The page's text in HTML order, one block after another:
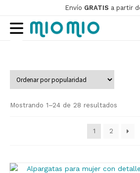
Envío GRATIS a partir
Ir
a
Ir
al
Mostrando 1–24 de 28 resultados
1 2